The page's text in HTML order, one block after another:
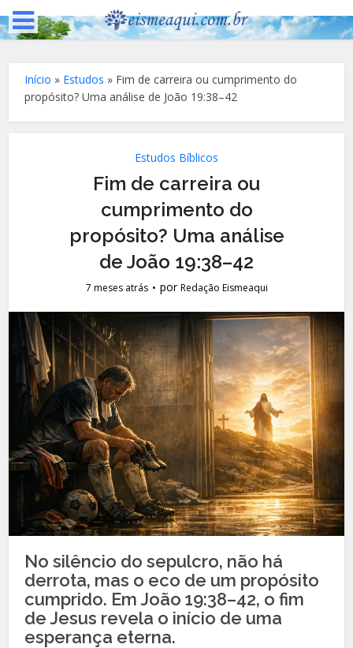
Início » Estudos » Fim de carreira ou cumprimento do
propósito? Uma análise de João 19:38–42
Estudos Bíblicos
Fim de carreira ou
cumprimento do
propósito? Uma análise
de João 19:38–42
7 meses atrás porRedação Eismeaqui
No silêncio do sepulcro, não há
derrota, mas o eco de um propósito
cumprido. Em João 19:38–42, o fim
de Jesus revela o início de uma
esperança eterna.